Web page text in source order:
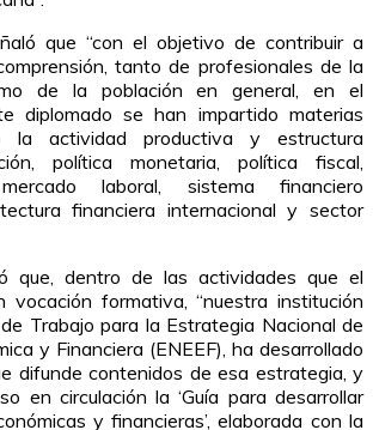
que “con el objetivo de contribuir a
tanto de profesionales de la
de la población en general, en el
diplomado se han impartido materias
la actividad productiva y estructura
política monetaria, política fiscal,
laboral, sistema financiero
financiera internacional y sector
que, dentro de las actividades que el
vocación formativa, “nuestra institución
Trabajo para la Estrategia Nacional de
y Financiera (ENEEF), ha desarrollado
difunde contenidos de esa estrategia, y
en circulación la ‘Guía para desarrollar
y financieras’, elaborada con la